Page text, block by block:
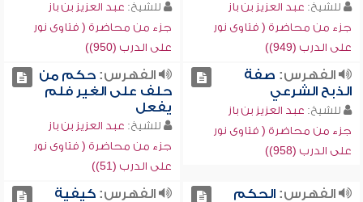
للشيخ: عبد العزيز بن باز
جزء من محاضرة ( فتاوى نور
على الدرب (949))
للشيخ: عبد العزيز بن باز
جزء من محاضرة ( فتاوى نور
على الدرب (950))
الفهرس: صفة
الذبح الشرعي
للشيخ: عبد العزيز بن باز
جزء من محاضرة ( فتاوى نور
على الدرب (958))
الفهرس:حكم من
حلف على الغير فلم
يفعل
للشيخ: عبد العزيز بن باز
جزء من محاضرة ( فتاوى نور
على الدرب (51))
الفهرس:الحكم
الفهرس:كيفية